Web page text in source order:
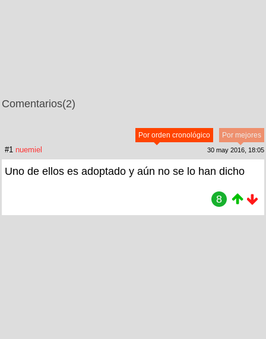
Comentarios(2)
Por mejores
Por orden cronológico
#1 nuemiel 30 may 2016, 18:05
Uno de ellos es adoptado y aún no se lo han dicho
8